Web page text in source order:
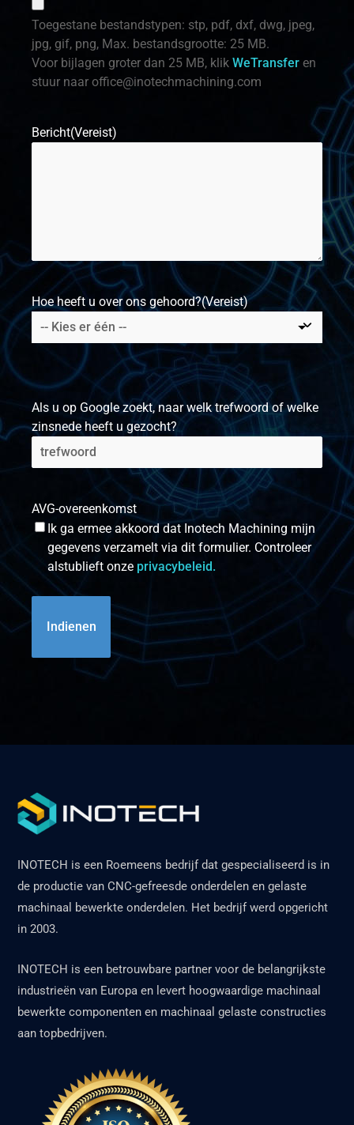
Toegestane bestandstypen: stp, pdf, dxf, dwg, jpeg,
jpg, gif, png, Max. bestandsgrootte: 25 MB.
Voor bijlagen groter dan 25 MB, klikWeTransfer en
stuur naaroffice@inotechmachining.com
Bericht(Vereist)
Hoe heeft u over ons gehoord?(Vereist)
Als u op Google zoekt, naar welk trefwoord of welke
zinsnede heeft u gezocht?
AVG-overeenkomst
Ik ga ermee akkoord dat Inotech Machining mijn
gegevens verzamelt via dit formulier. Controleer
alstublieft onze privacybeleid.
INOTECH is een Roemeens bedrijf dat gespecialiseerd is in
de productie van CNC-gefreesde onderdelen en gelaste
machinaal bewerkte onderdelen. Het bedrijf werd opgericht
in 2003.
INOTECH is een betrouwbare partner voor de belangrijkste
industrieën van Europa en levert hoogwaardige machinaal
bewerkte componenten en machinaal gelaste constructies
aan topbedrijven.